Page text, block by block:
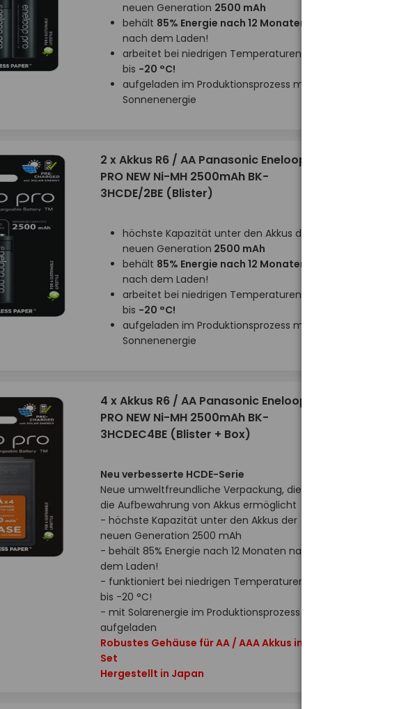
neuen Generation 2500 mAh
behält 85% Energie nach 12 Monaten
nach dem Laden!
arbeitet bei niedrigen Temperaturen
bis -20 °C!
aufgeladen im Produktionsprozess mit
Sonnenenergie
2 x Akkus R6 / AA Panasonic Eneloop
PRO NEW Ni-MH 2500mAh BK-
3HCDE/2BE (Blister)
höchste Kapazität unter den Akkus der
neuen Generation 2500 mAh
behält 85% Energie nach 12 Monaten
nach dem Laden!
arbeitet bei niedrigen Temperaturen
bis -20 °C!
aufgeladen im Produktionsprozess mit
Sonnenenergie
4 x Akkus R6 / AA Panasonic Eneloop
PRO NEW Ni-MH 2500mAh BK-
3HCDEC4BE (Blister + Box)
Neu verbesserte HCDE-Serie
Neue umweltfreundliche Verpackung, die
die Aufbewahrung von Akkus ermöglicht
- höchste Kapazität unter den Akkus der
neuen Generation 2500 mAh
- behält 85% Energie nach 12 Monaten nach
dem Laden!
- funktioniert bei niedrigen Temperaturen
bis -20 °C!
- mit Solarenergie im Produktionsprozess
aufgeladen
Robustes Gehäuse für AA / AAA Akkus im
Set
Hergestellt in Japan